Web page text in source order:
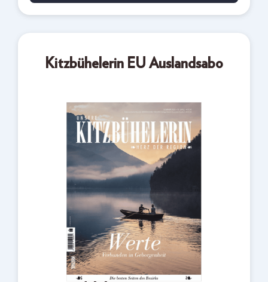
Kitzbühelerin EU Auslandsabo